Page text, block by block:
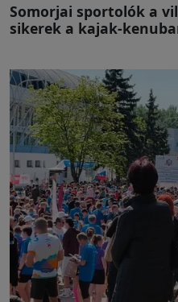
Somorjai sportolók a
sikerek a kajak-